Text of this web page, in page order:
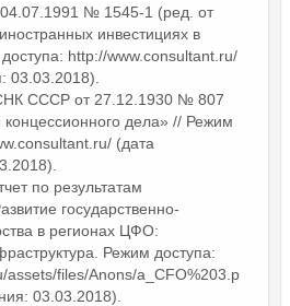
№ 1545-1 (ред. от
инвестициях в
http://www.consultant.ru/
03.03.2018).
СССР от 27.12.1930 № 807
дела» // Режим
(дата
по результатам
государственно-
в регионах ЦФО:
Режим доступа:
assets/files/Anons/a_CFO%203.p
03.03.2018).